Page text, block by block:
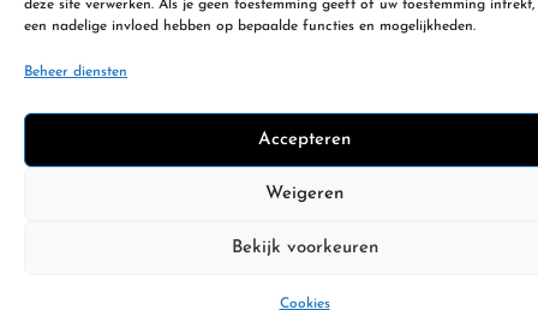
deze site verwerken. Als je geen toestemming geeft of uw toestemming
een nadelige invloed hebben op bepaalde functies en mogelijkheden.
Beheer diensten
Accepteren
Weigeren
Bekijk voorkeuren
Cookies